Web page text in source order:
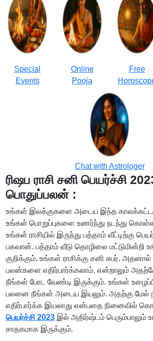
Special
Events
Online
Pooja
Free
Chat with Astrologer
ரிஷப ராசி சனி பெயர்ச்சி
பொதுப்பலன் :
உங்கள் இலக்குகளை அடைய இந்த
உங்கள் பொறுப்புகளை உணர்ந்து நடந்து
உங்கள் ராசியில் இருந்து பத்தாம் வீட்டிற்கு
பகவான். பத்தாம் வீடு தொழிலை மட்டுமின்றி
குறிக்கும். உங்கள் ராசிக்கு சனி சுபர்.
பலன்களை எதிர்பார்க்கலாம். என்றாலும்
நீங்கள் போட வேண்டி இருக்கும். உங்கள்
பலனை நீங்கள் அடைய இயலும். அதற்கு மேல்
எதிர்பார்க்க இயலாது என்பதை நினைவில்
பெயர்ச்சி 2023 இல் அதிர்ஷ்டம் பெரும்பாலும்
சாதகமாக இருக்கும்.